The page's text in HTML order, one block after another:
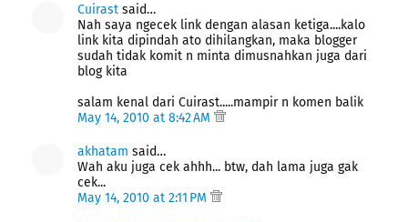
Cuirast said…
Nah saya ngecek link dengan alasan ketiga....kalo
link kita dipindah ato dihilangkan, maka blogger
sudah tidak komit n minta dimusnahkan juga dari
blog kita
salam kenal dari Cuirast.....mampir n komen balik
May 14, 2010 at 8:42 AM
akhatam said…
Wah aku juga cek ahhh... btw, dah lama juga gak
cek...
May 14, 2010 at 2:11 PM